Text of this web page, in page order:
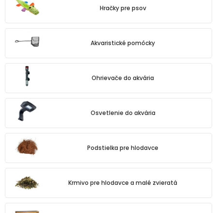
Hračky pre psov
Akvaristické pomôcky
Ohrievače do akvária
Osvetlenie do akvária
Podstielka pre hlodavce
Krmivo pre hlodavce a malé zvieratá